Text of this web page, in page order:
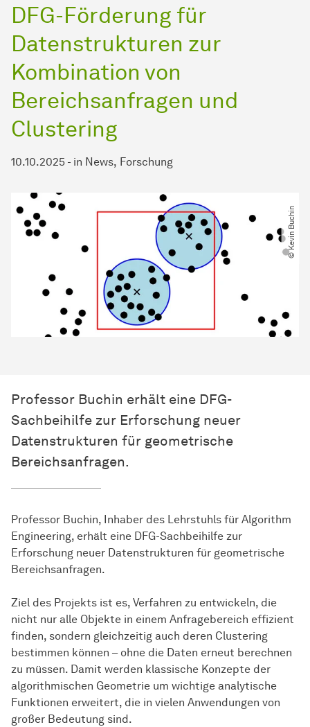
DFG-Förderung für
Datenstrukturen zur
Kombination von
Bereichsanfragen und
Clustering
10.10.2025 - in News Forschung
© Kevin Buchin
Professor Buchin erhält eine DFG-
Sachbeihilfe zur Erforschung neuer
Datenstrukturen für geometrische
Bereichsanfragen.
Professor Buchin, Inhaber des Lehrstuhls für Algorithm
Engineering, erhält eine DFG-Sachbeihilfe zur
Erforschung neuer Datenstrukturen für geometrische
Bereichsanfragen.
Ziel des Projekts ist es, Verfahren zu entwickeln, die
nicht nur alle Objekte in einem Anfragebereich effizient
finden, sondern gleichzeitig auch deren Clustering
bestimmen können – ohne die Daten erneut berechnen
zu müssen. Damit werden klassische Konzepte der
algorithmischen Geometrie um wichtige analytische
Funktionen erweitert, die in vielen Anwendungen von
großer Bedeutung sind.